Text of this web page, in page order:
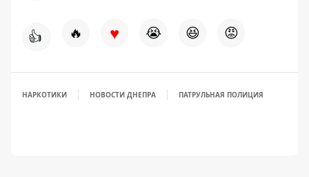
👍 🔥 ♥ 😭 😆 😡
НАРКОТИКИ НОВОСТИ ДНЕПРА ПАТРУЛЬНАЯ ПОЛИЦИЯ